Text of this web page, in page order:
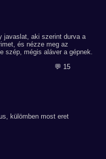
javaslat, aki szerint durva a
és nézze meg az
szép, mégis aláver a gépnek.
💬 15
külömben most eret